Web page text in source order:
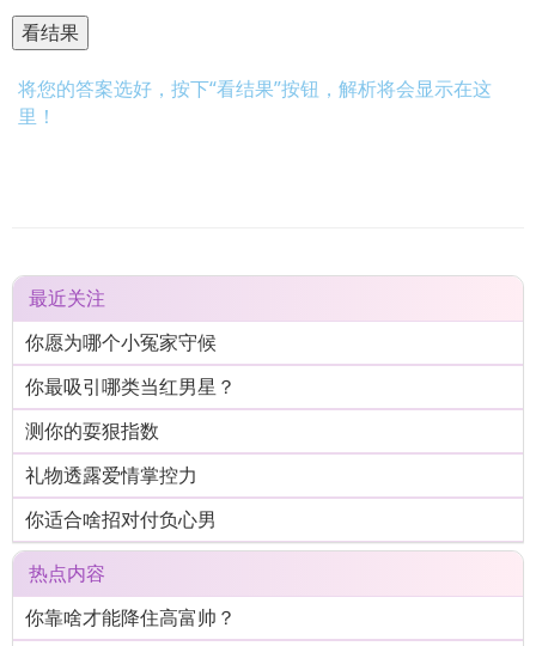
将您的答案选好，按下“看结果”按钮，解析将会显示在这
里！
最近关注
你愿为哪个小冤家守候
你最吸引哪类当红男星？
测你的耍狠指数
礼物透露爱情掌控力
你适合啥招对付负心男
热点内容
你靠啥才能降住高富帅？